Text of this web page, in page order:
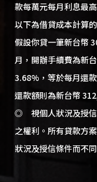
款每萬元每月利息最
以下為借貸成本計算
假設你貸一筆新台幣
月，開辦手續費為新
3.68%，等於每月還
還款額則為新台幣
◎ 視個人狀況及授信
之權利。所有貸款方
狀況及授信條件而不